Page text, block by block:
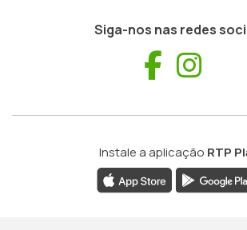
Siga-nos nas redes
Instale a aplicação RTP